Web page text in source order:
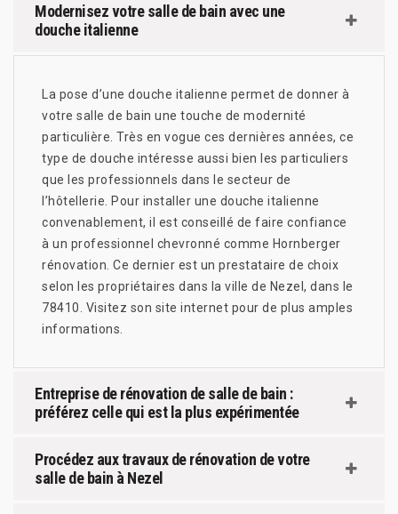
Modernisez votre salle de bain avec une
douche italienne
La pose d’une douche italienne permet de donner à
votre salle de bain une touche de modernité
particulière. Très en vogue ces dernières années, ce
type de douche intéresse aussi bien les particuliers
que les professionnels dans le secteur de
l’hôtellerie. Pour installer une douche italienne
convenablement, il est conseillé de faire confiance
à un professionnel chevronné comme Hornberger
rénovation. Ce dernier est un prestataire de choix
selon les propriétaires dans la ville de Nezel, dans le
78410. Visitez son site internet pour de plus amples
informations.
Entreprise de rénovation de salle de bain :
préférez celle qui est la plus expérimentée
Procédez aux travaux de rénovation de votre
salle de bain à Nezel